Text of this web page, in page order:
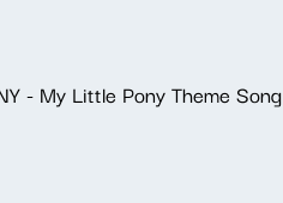
- My Little Pony Theme Song